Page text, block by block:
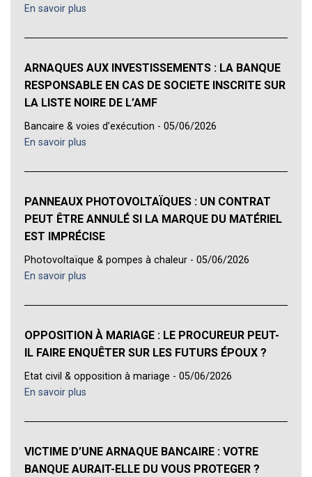
En savoir plus
ARNAQUES AUX INVESTISSEMENTS : LA BANQUE
RESPONSABLE EN CAS DE SOCIETE INSCRITE SUR
LA LISTE NOIRE DE L’AMF
Bancaire & voies d’exécution - 05/06/2026
En savoir plus
PANNEAUX PHOTOVOLTAÏQUES : UN CONTRAT
PEUT ÊTRE ANNULÉ SI LA MARQUE DU MATÉRIEL
EST IMPRÉCISE
Photovoltaïque & pompes à chaleur - 05/06/2026
En savoir plus
OPPOSITION À MARIAGE : LE PROCUREUR PEUT-
IL FAIRE ENQUÊTER SUR LES FUTURS ÉPOUX ?
Etat civil & opposition à mariage - 05/06/2026
En savoir plus
VICTIME D’UNE ARNAQUE BANCAIRE : VOTRE
BANQUE AURAIT-ELLE DU VOUS PROTEGER ?